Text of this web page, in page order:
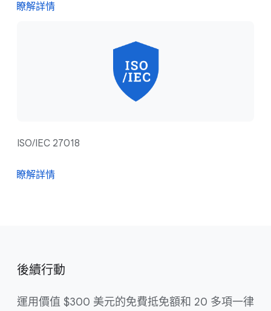
瞭解詳情
ISO/IEC 27018
瞭解詳情
後續行動
運用價值 $300 美元的免費抵免額和 20 多項一律